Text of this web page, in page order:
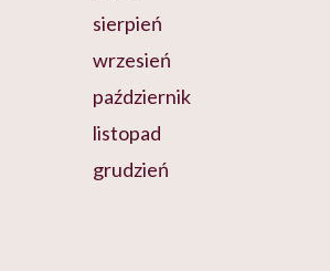
sierpień
wrzesień
październik
listopad
grudzień